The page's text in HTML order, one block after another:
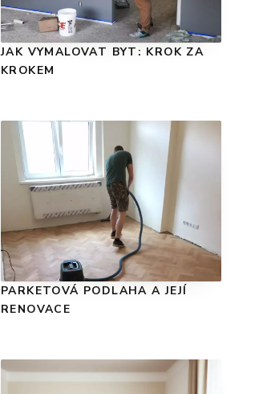
JAK VYMALOVAT BYT: KROK ZA
KROKEM
PARKETOVÁ PODLAHA A JEJÍ
RENOVACE